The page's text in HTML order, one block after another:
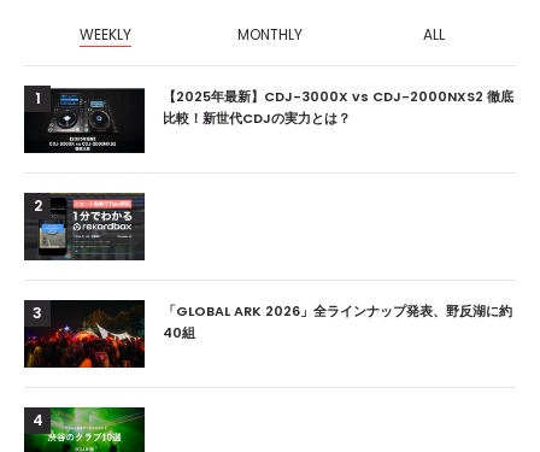
WEEKLY MONTHLY ALL
1
【2025年最新】CDJ-3000X vs CDJ-2000NXS2 徹底
比較！新世代CDJの実力とは？
2
3
「GLOBAL ARK 2026」全ラインナップ発表、野反湖に約
40組
4